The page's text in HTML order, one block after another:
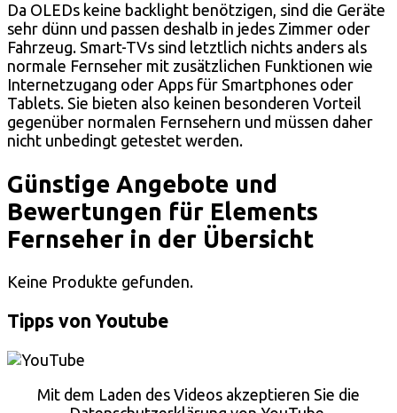
Da OLEDs keine backlight benötzigen, sind die Geräte
sehr dünn und passen deshalb in jedes Zimmer oder
Fahrzeug. Smart-TVs sind letztlich nichts anders als
normale Fernseher mit zusätzlichen Funktionen wie
Internetzugang oder Apps für Smartphones oder
Tablets. Sie bieten also keinen besonderen Vorteil
gegenüber normalen Fernsehern und müssen daher
nicht unbedingt getestet werden.
Günstige Angebote und
Bewertungen für Elements
Fernseher in der Übersicht
Keine Produkte gefunden.
Tipps von Youtube
Mit dem Laden des Videos akzeptieren Sie die